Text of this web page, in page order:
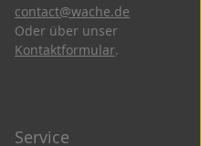
contact@wache.de
Oder über unser
Kontaktformular.
Service